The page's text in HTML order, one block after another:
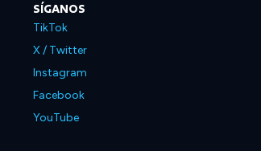
SÍGANOS
TikTok
X / Twitter
Instagram
Facebook
YouTube